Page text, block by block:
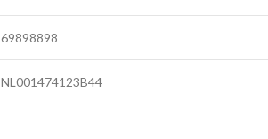
69898898
NL001474123B44